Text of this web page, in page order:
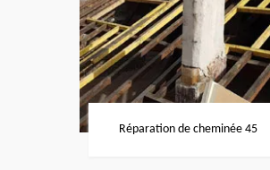
Réparation de cheminée 45